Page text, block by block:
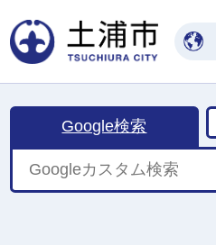
Google検索